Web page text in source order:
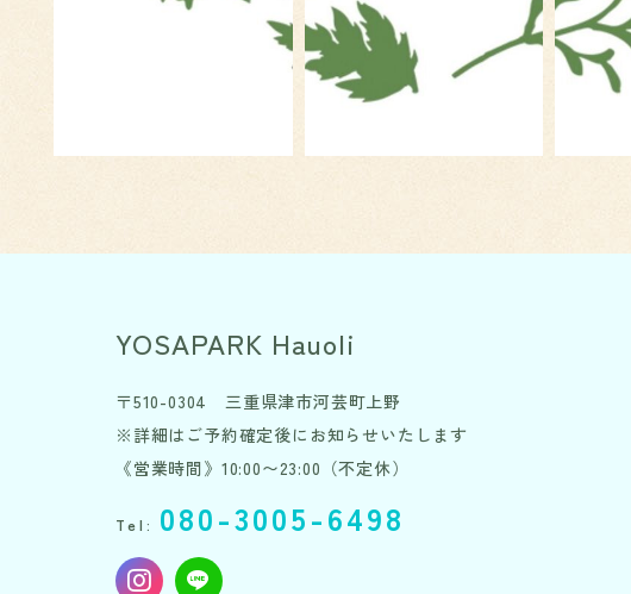
YOSAPARK Hauoli
〒510-0304 三重県津市河芸町上野
※詳細はご予約確定後にお知らせいたします
《営業時間》10:00〜23:00（不定休）
Tel: 080-3005-6498